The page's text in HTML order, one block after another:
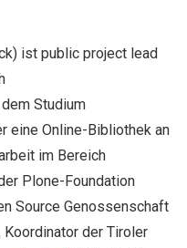
ist public project lead
dem Studium
eine Online-Bibliothek an
im Bereich
Plone-Foundation
Source Genossenschaft
Koordinator der Tiroler